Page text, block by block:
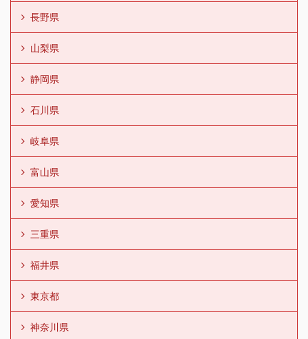
長野県
山梨県
静岡県
石川県
岐阜県
富山県
愛知県
三重県
福井県
東京都
神奈川県